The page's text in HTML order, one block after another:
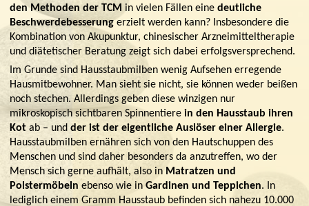
den Methoden der TCM in vielen Fällen eine deutliche
Beschwerdebesserungerzielt werden kann? Insbesondere die
Kombination von Akupunktur, chinesischer Arzneimitteltherapie
und diätetischer Beratung zeigt sich dabei erfolgsversprechend.
Im Grunde sind Hausstaubmilben wenig Aufsehen erregende
Hausmitbewohner. Man sieht sie nicht, sie können weder beißen
noch stechen. Allerdings geben diese winzigen nur
mikroskopisch sichtbaren Spinnentiere in den Hausstaub ihren
Kot ab – und der ist der eigentliche Auslöser einer Allergie.
Hausstaubmilben ernähren sich von den Hautschuppen des
Menschen und sind daher besonders da anzutreffen, wo der
Mensch sich gerne aufhält, also in Matratzen und
Polstermöbeln ebenso wie in Gardinen und Teppichen. In
lediglich einem Gramm Hausstaub befinden sich nahezu 10.000